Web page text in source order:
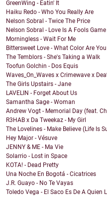
GreenWing - Eatin' It
Haiku Redo - Who You Really Are
Nelson Sobral - Twice The Price
Nelson Sobral - Love Is A Fools Game
Morningless - Wait For Me
Bittersweet Love - What Color Are You
The Temblors - She's Taking a Walk
Toofun Golchin - Dos Equis
Waves_On_Waves x Crimewave x
The Girls Upstairs - Jane
LAVELIN - Forget About Us
Samantha Sage - Woman
Andrew Vogt - Memorial Day (feat.
R3HAB x Da Tweekaz - My Girl
The Lovelines - Make Believe (Life Is
Hey Major - Vésuve
JENNY & ME - Ma Vie
Solarrio - Lost in Space
KOTA! - Dead Pretty
Una Noche En Bogotá - Cicatrices
J.R. Guayo - No Te Vayas
Toledo Vega - El Saco Es De A Quien